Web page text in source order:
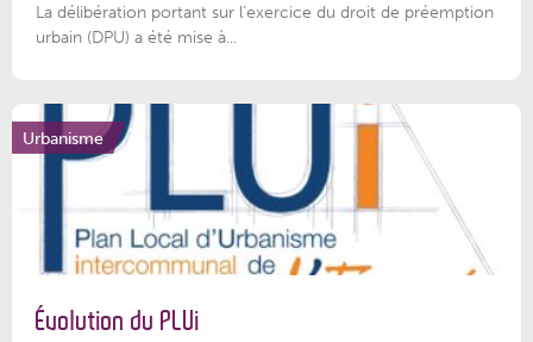
La délibération portant sur l’exercice du droit de préemption
urbain (DPU) a été mise à...
Urbanisme
Évolution du PLUi